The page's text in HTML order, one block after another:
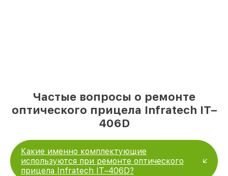
Частые вопросы о ремонте
оптического прицела Infratech IT–
406D
Какие именно комплектующие
используются при ремонте оптического
прицела Infratech IT–406D?